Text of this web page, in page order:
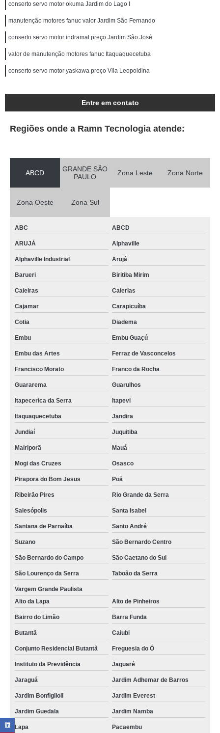
conserto servo motor okuma Jardim do Lago I
manutenção motores fanuc valor Jardim São Fernando
conserto servo motor indramat preço Jardim São José
valor de manutenção motores fanuc Itaquaquecetuba
conserto servo motor yaskawa preço Vila Leopoldina
Entre em contato
Regiões onde a Ramn Tecnologia atende:
ABCD
GRANDE SÃO
PAULO
Zona Leste Zona Norte
Zona Oeste Zona Sul
ABC ABCD
ARUJÁ Alphaville
Alphaville Industrial Arujá
Barueri Biritiba Mirim
Caieiras Caierias
Cajamar Carapicuíba
Cotia Diadema
Embu Embu Guaçú
Embu das Artes Ferraz de Vasconcelos
Francisco Morato Franco da Rocha
Guararema Guarulhos
Itapecerica da Serra Itapevi
Itaquaquecetuba Jandira
Jundiaí Juquitiba
Mairiporã Mauá
Mogi das Cruzes Osasco
Pirapora do Bom Jesus Poá
Ribeirão Pires Rio Grande da Serra
Salesópolis Santa Isabel
Santana de Parnaíba Santo André
Suzano São Bernardo Centro
São Bernardo do Campo São Caetano do Sul
São Lourenço da Serra Taboão da Serra
Vargem Grande Paulista
Alto da Lapa
Alto de Pinheiros
Bairro do Limão Barra Funda
Butantã Caiubi
Conjunto Residencial Butantã Freguesia do Ó
Instituto da Previdência Jaguaré
Jaraguá Jardim Adhemar de Barros
Jardim Bonfiglioli Jardim Everest
Jardim Guedala Jardim Namba
Lapa Pacaembu